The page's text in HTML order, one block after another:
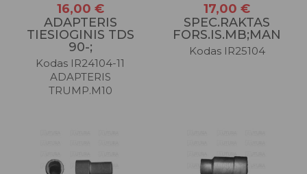
16,00 €
ADAPTERIS
TIESIOGINIS TDS
90-;
Kodas IR24104-11
ADAPTERIS
TRUMP.M10
17,00 €
SPEC.RAKTAS
FORS.IS.MB;MAN
Kodas IR25104